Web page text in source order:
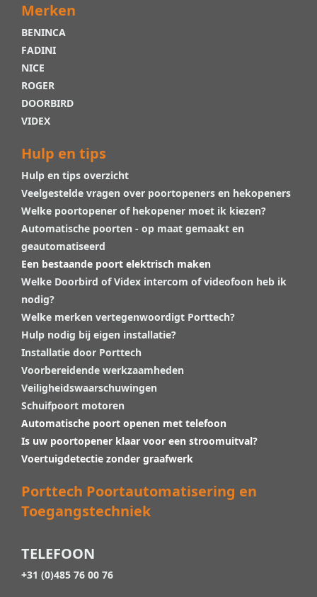
Merken
BENINCA
FADINI
NICE
ROGER
DOORBIRD
VIDEX
Hulp en tips
Hulp en tips overzicht
Veelgestelde vragen over poortopeners en hekopeners
Welke poortopener of hekopener moet ik kiezen?
Automatische poorten - op maat gemaakt en
geautomatiseerd
Een bestaande poort elektrisch maken
Welke Doorbird of Videx intercom of videofoon heb ik
nodig?
Welke merken vertegenwoordigt Porttech?
Hulp nodig bij eigen installatie?
Installatie door Porttech
Voorbereidende werkzaamheden
Veiligheidswaarschuwingen
Schuifpoort motoren
Automatische poort openen met telefoon
Is uw poortopener klaar voor een stroomuitval?
Voertuigdetectie zonder graafwerk
Porttech Poortautomatisering en
Toegangstechniek
TELEFOON
+31 (0)485 76 00 76